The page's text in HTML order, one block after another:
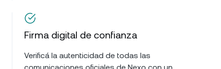
Firma digital de confianza
Verificá la autenticidad de todas las